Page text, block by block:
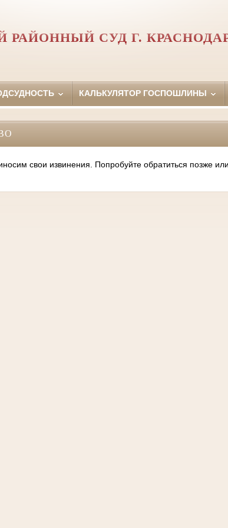
РАЙОННЫЙ СУД Г.
КАЛЬКУЛЯТОР ГОСПОШЛИНЫ
свои извинения. Попробуйте обратиться позже